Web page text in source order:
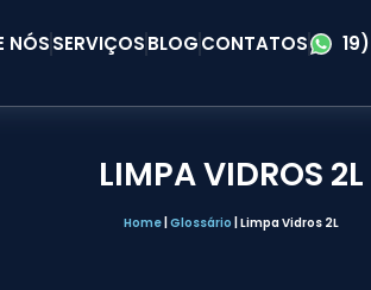
NÓSSERVIÇOSBLOGCONTATOS
LIMPA VIDROS 2L
Home| Glossário Limpa Vidros 2L